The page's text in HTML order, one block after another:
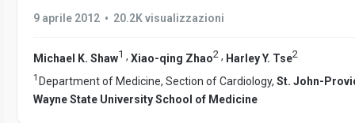
9 aprile 2012 • 20.2K visualizzazioni
Michael K. Shaw1 , Xiao-qing Zhao2 , Harley Y. Tse2
1 Department of Medicine, Section of Cardiology, St. John-
Wayne State University School of Medicine